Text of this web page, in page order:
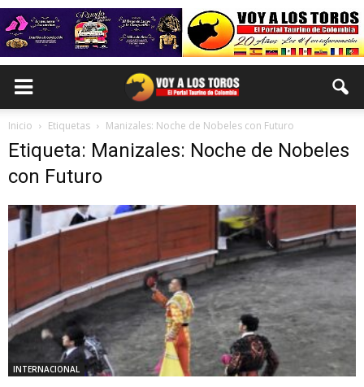
Inicio Etiquetas Manizales: Noche de Nobeles con Futuro
Etiqueta: Manizales: Noche de Nobeles
con Futuro
INTERNACIONAL